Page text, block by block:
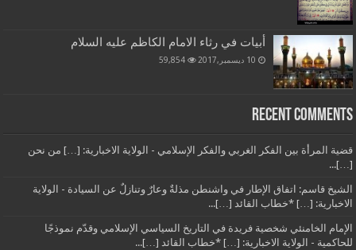
أبيات في رثاء الامام الكاظم عليه السلام
10 ديسمبر,2017 59,854
Recent Comments
قضية المرأة بين الفكر الغربي والفكر الإسلامي - الولاية الاخبارية: […] من نحن
[…]...
الشيخ قاسم: اتفاق الإطار في واشنطن مذلةٌ وعارٌ وتنازلٌ عن السيادة - الولاية
الاخبارية: […] *خطاب القائد […]...
الإمام الخامنئي شخصية فريدة في التاريخ السياسي الإسلامي وقدّم نموذجًا
للحاكمية - الولاية الاخبارية: […] *خطاب القائد […]...